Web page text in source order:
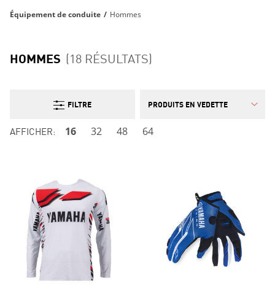
Équipement de conduite / Hommes
HOMMES (18 RÉSULTATS)
FILTRE
AFFICHER: 16 32 48 64